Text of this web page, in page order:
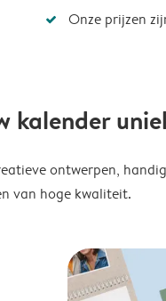
Onze prijzen
kalender
ontwerpen,
van hoge kwaliteit.